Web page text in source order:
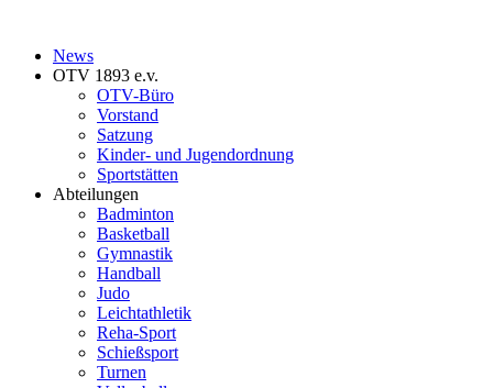
News
OTV 1893 e.v.
OTV-Büro
Vorstand
Satzung
Kinder- und Jugendordnung
Sportstätten
Abteilungen
Badminton
Basketball
Gymnastik
Handball
Judo
Leichtathletik
Reha-Sport
Schießsport
Turnen